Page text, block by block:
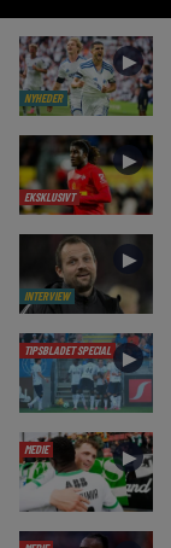
NYHEDER
►
EKSKLUSIVT
►
INTERVIEW
►
TIPSBLADET SPECIAL ►
MEDIE ►